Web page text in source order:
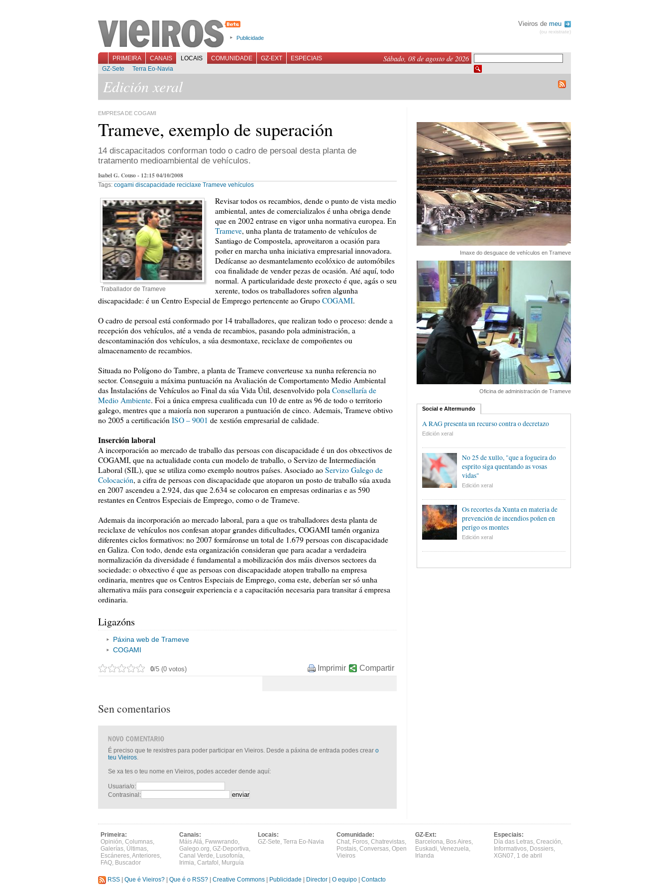
Publicidade
Vieiros de meu
(ou rexistrate)
Sábado, 08 de agosto de 2026
PRIMEIRA CANAIS LOCAIS COMUNIDADE GZ-EXT
ESPECIAIS
GZ-Sete
Terra Eo-Navia
Edición xeral
EMPRESA DE COGAMI
Trameve, exemplo de superación
14 discapacitados conforman todo o cadro de persoal desta planta de
tratamento medioambiental de vehículos.
Isabel G. Couso - 12:15 04/10/2008
Tags: cogami discapacidade reciclaxe Trameve vehículos
Traballador de Trameve
Revisar todos os recambios, dende o punto de vista medio
ambiental, antes de comercializalos é unha obriga dende
que en 2002 entrase en vigor unha normativa europea. En
Trameve, unha planta de tratamento de vehículos de
Santiago de Compostela, aproveitaron a ocasión para
poñer en marcha unha iniciativa empresarial innovadora.
Dedícanse ao desmantelamento ecolóxico de automóbiles
coa finalidade de vender pezas de ocasión. Até aquí, todo
normal. A particularidade deste proxecto é que, agás o seu
xerente, todos os traballadores sofren algunha
discapacidade: é un Centro Especial de Emprego pertencente ao Grupo COGAMI.
O cadro de persoal está conformado por 14 traballadores, que realizan todo o proceso: dende a
recepción dos vehículos, até a venda de recambios, pasando pola administración, a
descontaminación dos vehículos, a súa desmontaxe, reciclaxe de compoñentes ou
almacenamento de recambios.
Situada no Polígono do Tambre, a planta de Trameve converteuse xa nunha referencia no
sector. Conseguiu a máxima puntuación na Avaliación de Comportamento Medio Ambiental
das Instalacións de Vehículos ao Final da súa Vida Útil, desenvolvido pola Consellaría de
Medio Ambiente. Foi a única empresa cualificada cun 10 de entre as 96 de todo o territorio
galego, mentres que a maioría non superaron a puntuación de cinco. Ademais, Trameve obtivo
no 2005 a certificación ISO – 9001 de xestión empresarial de calidade.
Inserción laboral
A incorporación ao mercado de traballo das persoas con discapacidade é un dos obxectivos de
COGAMI, que na actualidade conta cun modelo de traballo, o Servizo de Intermediación
Laboral (SIL), que se utiliza como exemplo noutros países. Asociado ao Servizo Galego de
Colocación, a cifra de persoas con discapacidade que atoparon un posto de traballo súa axuda
en 2007 ascendeu a 2.924, das que 2.634 se colocaron en empresas ordinarias e as 590
restantes en Centros Especiais de Emprego, como o de Trameve.
Ademais da incorporación ao mercado laboral, para a que os traballadores desta planta de
reciclaxe de vehículos nos confesan atopar grandes dificultades, COGAMI tamén organiza
diferentes ciclos formativos: no 2007 formáronse un total de 1.679 persoas con discapacidade
en Galiza. Con todo, dende esta organización consideran que para acadar a verdadeira
normalización da diversidade é fundamental a mobilización dos máis diversos sectores da
sociedade: o obxectivo é que as persoas con discapacidade atopen traballo na empresa
ordinaria, mentres que os Centros Especiais de Emprego, coma este, deberían ser só unha
alternativa máis para conseguir experiencia e a capacitación necesaria para transitar á empresa
ordinaria.
Ligazóns
Páxina web de Trameve
COGAMI
0/5 (0 votos) Compartir
Imprimir
Sen comentarios
É preciso que te rexistres para poder participar en Vieiros. Desde a páxina de entrada podes crear o
teu Vieiros.
Se xa tes o teu nome en Vieiros, podes acceder dende aquí:
Usuaria/o:
Contrasinal:
Imaxe do desguace de vehículos en Trameve
Oficina de administración de Trameve
Social e Altermundo
A RAG presenta un recurso contra o decretazo
Edición xeral
No 25 de xullo, "que a fogueira do
esprito siga quentando as vosas
vidas"
Edición xeral
Os recortes da Xunta en materia de
prevención de incendios poñen en
perigo os montes
Edición xeral
Primeira:
Opinión, Columnas,
Galerías, Últimas,
Escáneres,Anteriores,
FAQ, Buscador
Canais:
Máis Alá, Fwwwrando,
Galego.org, GZ-Deportiva,
Canal Verde, Lusofonía,
Irimia, Cartafol , Murguía
Locais:
GZ-Sete, Terra Eo-Navia
Comunidade:
Chat, Foros, Chatrevistas,
Postais, Conversas, Open
Vieiros
GZ-Ext:
Barcelona, Bos Aires,
Euskadi, Venezuela,
Irlanda
Especiais:
Día das Letras, Creación,
Informativos, Dossiers,
XGN07, 1 de abril
RSS Que é Vieiros? Que é o RSS? Creative Commons Publicidade Director O equipo Contacto